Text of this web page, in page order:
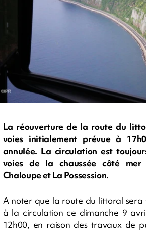
La réouverture de la route du
voies initialement prévue à
annulée. La circulation est
voies de la chaussée côté
Chaloupe et La Possession.
A noter que la route du littoral
à la circulation ce dimanche 9
12h00, en raison des travaux de